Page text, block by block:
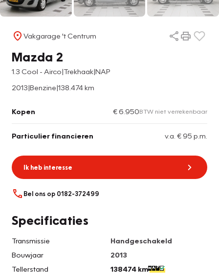
Vakgarage 't Centrum
Mazda 2
1.3 Cool - Airco|Trekhaak|NAP
2013|Benzine|138.474 km
Kopen € 6.950BTW niet verrekenbaar
Particulier financieren v.a. € 95 p.m.
Ik heb interesse
Bel ons op 0182-372499
Specificaties
Transmissie
Handgeschakeld
Bouwjaar
2013
Tellerstand
138474 km